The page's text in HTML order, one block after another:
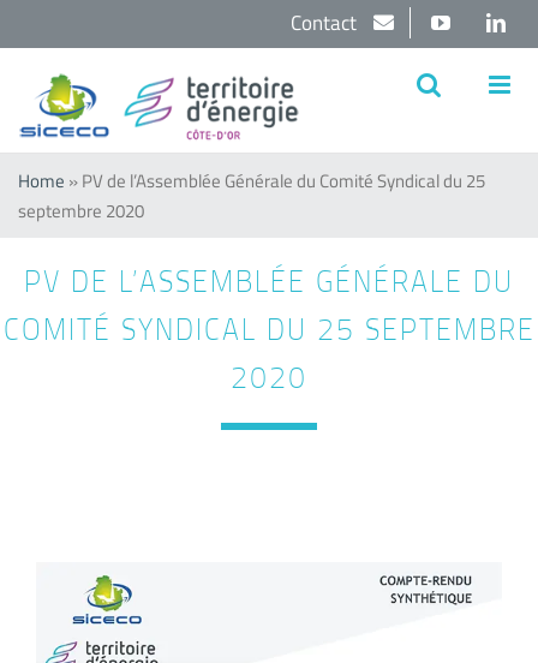
contenu
YouTube
Contact
Home »PV de l’Assemblée Générale du Comité Syndical du 25
septembre 2020
PV DE L’ASSEMBLÉE GÉNÉRALE DU
COMITÉ SYNDICAL DU 25 SEPTEMBRE
2020
l'image